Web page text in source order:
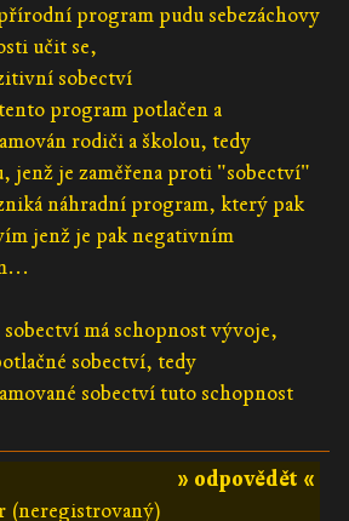
program pudu sebezáchovy
učit se,
sobectví
program potlačen a
rodiči a školou, tedy
jenž je zaměřena proti "sobectví"
náhradní program, který pak
jenž je pak negativním
sobectví má schopnost vývoje,
sobectví, tedy
sobectví tuto schopnost
» odpovědět «
(neregistrovaný)